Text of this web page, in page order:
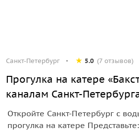
Санкт-Петербург 5.0 (7 отзывов)
Прогулка на катере
каналам Санкт-
Откройте Санкт‑Петербург с
прогулка на катере